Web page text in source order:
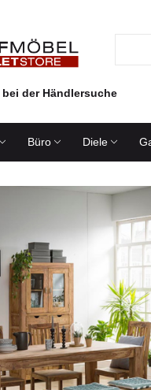
der Händlersuche
Büro Diele